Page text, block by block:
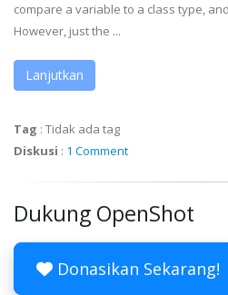
compare a variable to a class type,
However, just the ...
Lanjutkan
Tag : Tidak ada tag
Diskusi : 1 Comment
Dukung OpenShot
Donasikan Sekarang!